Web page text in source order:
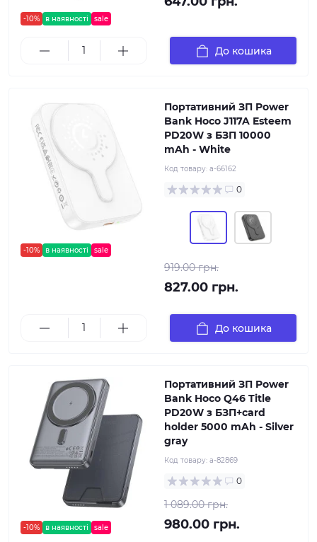
-10% в наявності sale
До кошика
-10% в наявності sale
Портативний ЗП Power
Bank Hoco J117A Esteem
PD20W з БЗП 10000
mAh - White
Код товару: a-66162
0
919.00 грн.
827.00 грн.
До кошика
-10% в наявності sale
Портативний ЗП Power
Bank Hoco Q46 Title
PD20W з БЗП+card
holder 5000 mAh - Silver
gray
Код товару: a-82869
0
1 089.00 грн.
980.00 грн.